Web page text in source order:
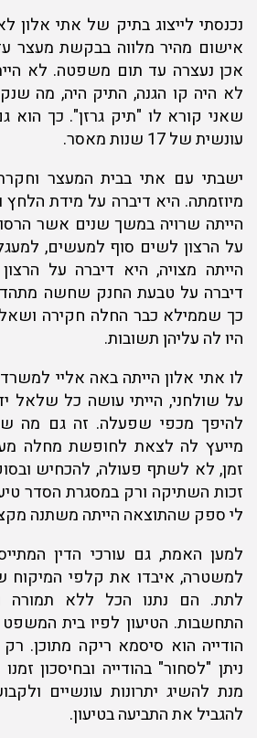
נכנסתי לייצוג בתיק של אתי
אישום מהיר מלווה בבקשת מעצר
אכן נעצרה עד תום משפטה. לא
לא היה קו הגנה, התיק היה, מה
שאני קורא לו "תיק גרזן". כך הוא
עונשית של 17 שנות מאסר.
ישבתי עם אתי בבית המעצר
מיוזמתה. היא דיברה על מידת
הייתה שרויה במשך שנים אשר
על הרצון לשים סוף למעשים,
הייתה מצויה, היא דיברה על
דיברה על טבעת החנק שחשה
כך שממילא כבר החלה חקירה
היו לה עליהן תשובות.
על שולחני, הייתי עושה כל שלאל
להיפך מכפי שפעלה. זה גם מה
מייעץ לה לצאת לחופשת מחלה
זמן, לא לשתף פעולה, להכחיש
זכות השתיקה ורק במסגרת הסדר
לי ספק שהתוצאה הייתה משתנה
למען האמת, גם עורכי הדין
למשטרה, איבדו את קלפי
לתת. הם נתנו הכל ללא תמורה
התחשבות. הטיעון לפיו בית
הודייה הוא סיסמא ריקה מתוכן.
ניתן "לסחור" בהודייה ובחיסכון
מנת להשיג יתרונות עונשיים
להגביל את התביעה בטיעון.